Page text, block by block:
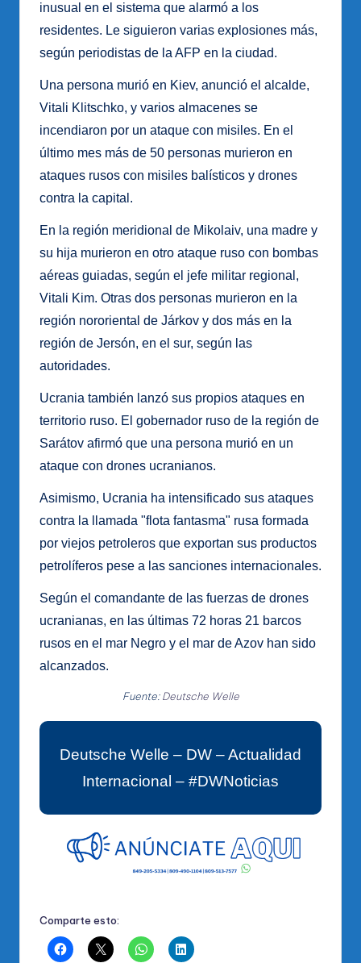
inusual en el sistema que alarmó a los
residentes. Le siguieron varias explosiones más,
según periodistas de la AFP en la ciudad.
Una persona murió en Kiev, anunció el alcalde,
Vitali Klitschko, y varios almacenes se
incendiaron por un ataque con misiles. En el
último mes más de 50 personas murieron en
ataques rusos con misiles balísticos y drones
contra la capital.
En la región meridional de Mikolaiv, una madre y
su hija murieron en otro ataque ruso con bombas
aéreas guiadas, según el jefe militar regional,
Vitali Kim. Otras dos personas murieron en la
región nororiental de Járkov y dos más en la
región de Jersón, en el sur, según las
autoridades.
Ucrania también lanzó sus propios ataques en
territorio ruso. El gobernador ruso de la región de
Sarátov afirmó que una persona murió en un
ataque con drones ucranianos.
Asimismo, Ucrania ha intensificado sus ataques
contra la llamada "flota fantasma" rusa formada
por viejos petroleros que exportan sus productos
petrolíferos pese a las sanciones internacionales.
Según el comandante de las fuerzas de drones
ucranianas, en las últimas 72 horas 21 barcos
rusos en el mar Negro y el mar de Azov han sido
alcanzados.
Fuente:Deutsche Welle
Deutsche Welle – DW – Actualidad
Internacional – #DWNoticias
Comparte esto: